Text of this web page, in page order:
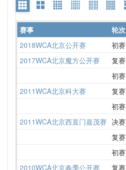
赛事 轮次
2018WCA北京公开赛
初赛
2017WCA北京魔方公开赛 复赛
初赛
2011WCA北京科大赛 复赛
初赛
2011WCA北京西直门嘉茂赛 决赛
复赛
初赛
2010WCA北京春季公开赛 复赛